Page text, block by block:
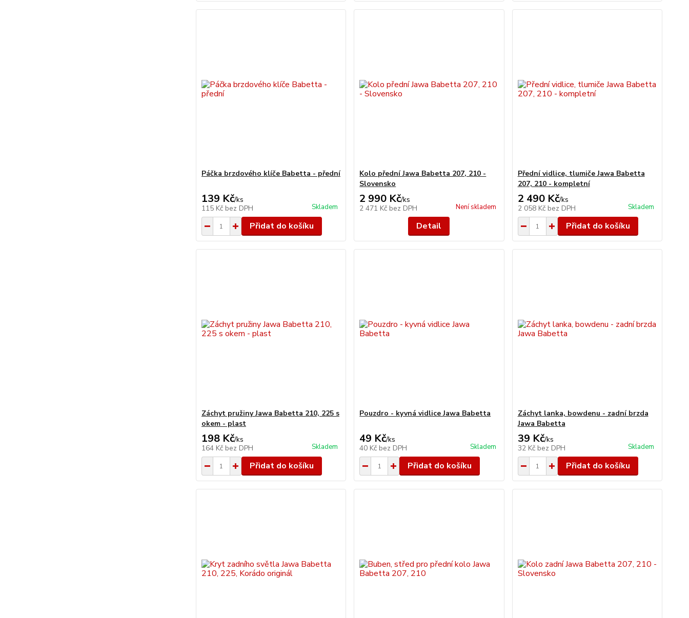
Páčka brzdového klíče Babetta - přední
139 Kč/ks
115 Kč bez DPH Skladem
Přidat do košíku
Kolo přední Jawa Babetta 207, 210 -
Slovensko
2 990 Kč/ks
2 471 Kč bez DPH Není skladem
Detail
Přední vidlice, tlumiče Jawa Babetta
207, 210 - kompletní
2 490 Kč/ks
2 058 Kč bez DPH Skladem
Přidat do košíku
Záchyt pružiny Jawa Babetta 210, 225 s
okem - plast
198 Kč/ks
164 Kč bez DPH Skladem
Přidat do košíku
Pouzdro - kyvná vidlice Jawa Babetta
49 Kč/ks
40 Kč bez DPH Skladem
Přidat do košíku
Záchyt lanka, bowdenu - zadní brzda
Jawa Babetta
39 Kč/ks
32 Kč bez DPH Skladem
Přidat do košíku